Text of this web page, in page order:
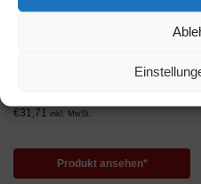
Spundwand | 76/18 | 0,9 mm |
€31,71 inkl. MwSt.
Produkt ansehen*